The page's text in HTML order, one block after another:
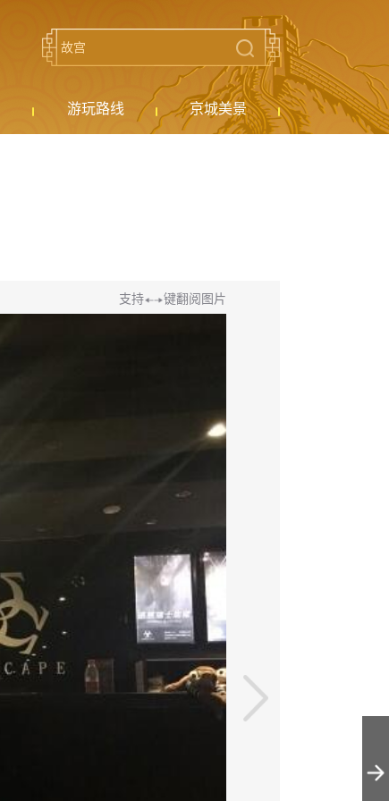
游玩路线 京城美景
支持 键翻阅图片